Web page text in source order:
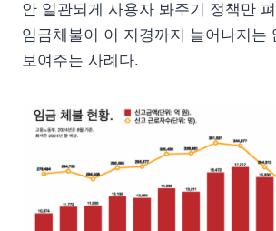
안 일관되게 사용자 봐주기 정책만
임금체불이 이 지경까지 늘어나지는
보여주는 사례다.